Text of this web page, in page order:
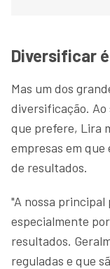
Diversificar
Mas um dos
diversificação. Ao
que prefere, Lira
empresas em
de resultados.
"A nossa
especialmente
resultados.
reguladas e que